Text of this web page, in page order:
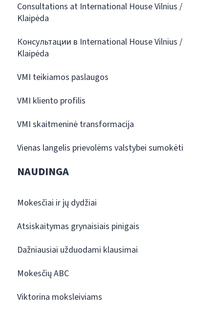
Consultations at International House Vilnius /
Klaipėda
Консультации в International House Vilnius /
Klaipėda
VMI teikiamos paslaugos
VMI kliento profilis
VMI skaitmeninė transformacija
Vienas langelis prievolėms valstybei sumokėti
NAUDINGA
Mokesčiai ir jų dydžiai
Atsiskaitymas grynaisiais pinigais
Dažniausiai užduodami klausimai
Mokesčių ABC
Viktorina moksleiviams